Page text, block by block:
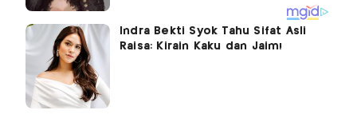
Indra Bekti Syok Tahu Sifat Asli
Raisa: Kirain Kaku dan Jaim!